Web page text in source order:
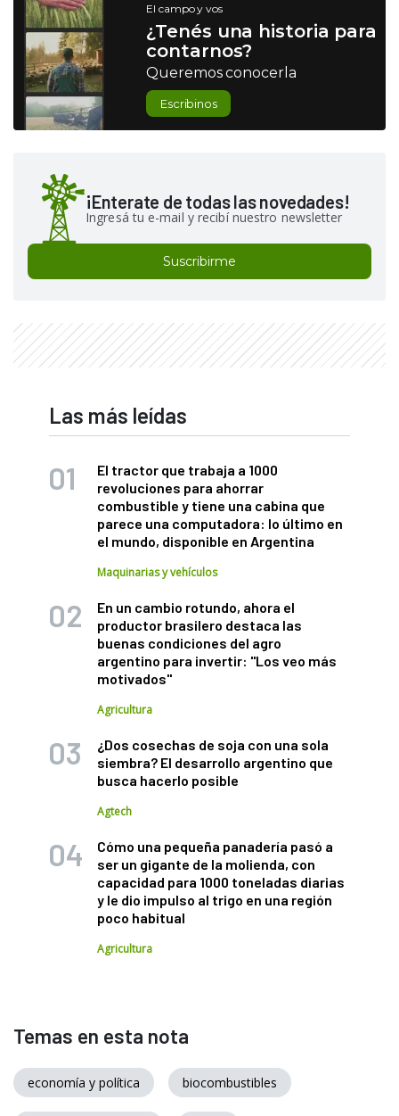
El campo y vos
¿Tenés una historia para
contarnos?
Queremos conocerla
Escribinos
¡Enterate de todas las novedades!
Ingresá tu e-mail y recibí nuestro newsletter
Suscribirme
Las más leídas
El tractor que trabaja a 1000
revoluciones para ahorrar
combustible y tiene una cabina que
parece una computadora: lo último en
el mundo, disponible en Argentina
Maquinarias y vehículos
En un cambio rotundo, ahora el
productor brasilero destaca las
buenas condiciones del agro
argentino para invertir: "Los veo más
motivados"
Agricultura
¿Dos cosechas de soja con una sola
siembra? El desarrollo argentino que
busca hacerlo posible
Agtech
Cómo una pequeña panadería pasó a
ser un gigante de la molienda, con
capacidad para 1000 toneladas diarias
y le dio impulso al trigo en una región
poco habitual
Agricultura
Temas en esta nota
economía y política biocombustibles